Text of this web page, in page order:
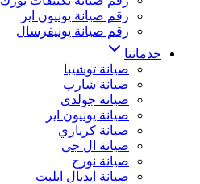
رقم صيانة يونيون اير
رقم صيانة يونيفرسال
خدماتنا
صيانة توشيبا
صيانة شارب
صيانة جولدى
صيانة يونيون اير
صيانة كريازي
صيانة ال جي
صيانة نورج
صيانة ايديال ايليت